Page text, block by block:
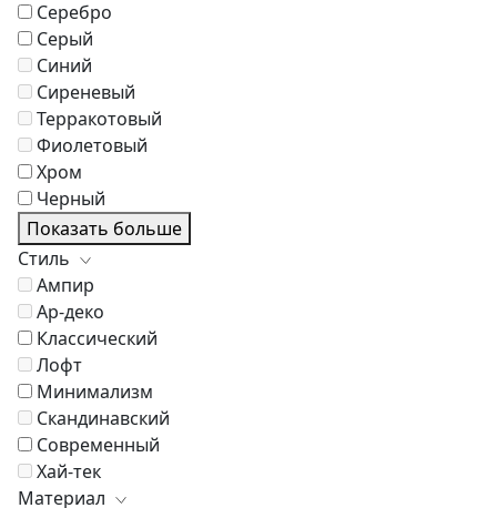
Серебро
Серый
Синий
Сиреневый
Терракотовый
Фиолетовый
Хром
Черный
Показать больше
Стиль
Ампир
Ар-деко
Классический
Лофт
Минимализм
Скандинавский
Современный
Хай-тек
Материал